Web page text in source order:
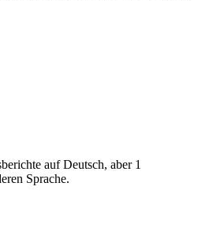
auf Deutsch, aber 1
Sprache.